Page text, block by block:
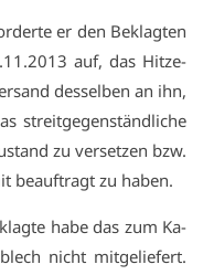
er den Be­klag­ten
auf, das Hit­ze­
des­sel­ben an ihn,
streit­ge­gen­ständ­li­che
zu ver­set­zen bzw.
be­auf­tragt zu ha­ben.
ha­be das zum Ka­
nicht mit­ge­lie­fert.